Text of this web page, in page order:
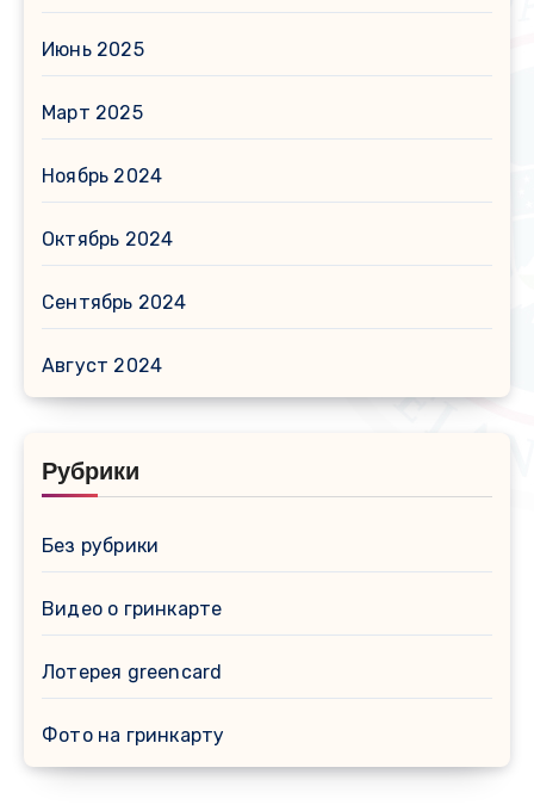
Июнь 2025
Март 2025
Ноябрь 2024
Октябрь 2024
Сентябрь 2024
Август 2024
Рубрики
Без рубрики
Видео о гринкарте
Лотерея greencard
Фото на гринкарту